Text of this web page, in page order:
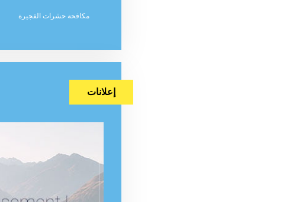
مكافحة حشرات الفجيرة
إعلانات